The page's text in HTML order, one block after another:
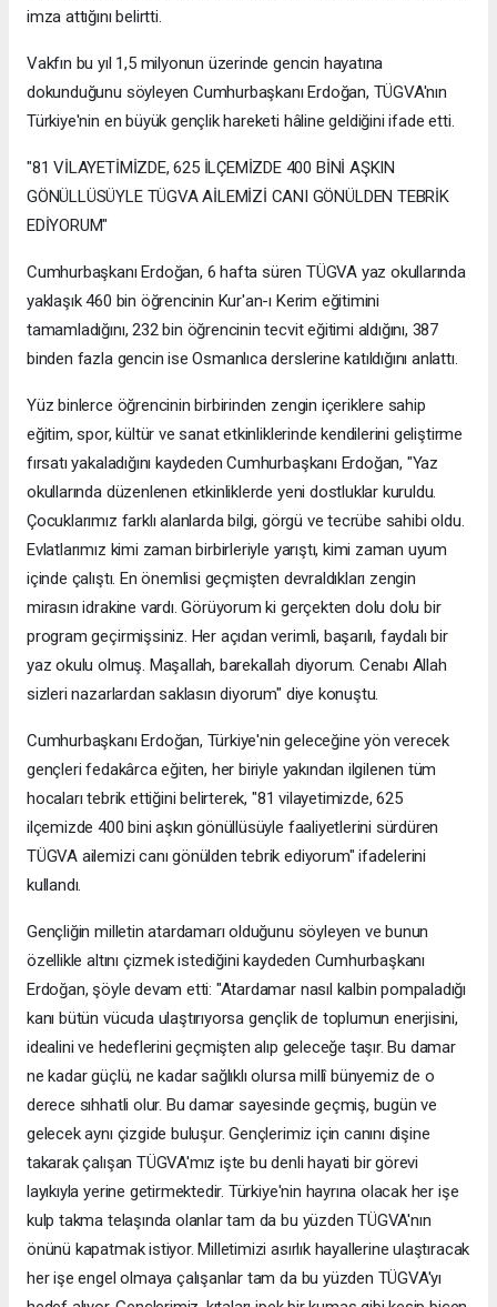
imza attığını belirtti.
Vakfın bu yıl 1,5 milyonun üzerinde gencin hayatına
dokunduğunu söyleyen Cumhurbaşkanı Erdoğan, TÜGVA'nın
Türkiye'nin en büyük gençlik hareketi hâline geldiğini ifade etti.
"81 VİLAYETİMİZDE, 625 İLÇEMİZDE 400 BİNİ AŞKIN
GÖNÜLLÜSÜYLE TÜGVA AİLEMİZİ CANI GÖNÜLDEN TEBRİK
EDİYORUM"
Cumhurbaşkanı Erdoğan, 6 hafta süren TÜGVA yaz okullarında
yaklaşık 460 bin öğrencinin Kur'an-ı Kerim eğitimini
tamamladığını, 232 bin öğrencinin tecvit eğitimi aldığını, 387
binden fazla gencin ise Osmanlıca derslerine katıldığını anlattı.
Yüz binlerce öğrencinin birbirinden zengin içeriklere sahip
eğitim, spor, kültür ve sanat etkinliklerinde kendilerini geliştirme
fırsatı yakaladığını kaydeden Cumhurbaşkanı Erdoğan, "Yaz
okullarında düzenlenen etkinliklerde yeni dostluklar kuruldu.
Çocuklarımız farklı alanlarda bilgi, görgü ve tecrübe sahibi oldu.
Evlatlarımız kimi zaman birbirleriyle yarıştı, kimi zaman uyum
içinde çalıştı. En önemlisi geçmişten devraldıkları zengin
mirasın idrakine vardı. Görüyorum ki gerçekten dolu dolu bir
program geçirmişsiniz. Her açıdan verimli, başarılı, faydalı bir
yaz okulu olmuş. Maşallah, barekallah diyorum. Cenabı Allah
sizleri nazarlardan saklasın diyorum" diye konuştu.
Cumhurbaşkanı Erdoğan, Türkiye'nin geleceğine yön verecek
gençleri fedakârca eğiten, her biriyle yakından ilgilenen tüm
hocaları tebrik ettiğini belirterek, "81 vilayetimizde, 625
ilçemizde 400 bini aşkın gönüllüsüyle faaliyetlerini sürdüren
TÜGVA ailemizi canı gönülden tebrik ediyorum" ifadelerini
kullandı.
Gençliğin milletin atardamarı olduğunu söyleyen ve bunun
özellikle altını çizmek istediğini kaydeden Cumhurbaşkanı
Erdoğan, şöyle devam etti: "Atardamar nasıl kalbin pompaladığı
kanı bütün vücuda ulaştırıyorsa gençlik de toplumun enerjisini,
idealini ve hedeflerini geçmişten alıp geleceğe taşır. Bu damar
ne kadar güçlü, ne kadar sağlıklı olursa millî bünyemiz de o
derece sıhhatli olur. Bu damar sayesinde geçmiş, bugün ve
gelecek aynı çizgide buluşur. Gençlerimiz için canını dişine
takarak çalışan TÜGVA'mız işte bu denli hayati bir görevi
layıkıyla yerine getirmektedir. Türkiye'nin hayrına olacak her işe
kulp takma telaşında olanlar tam da bu yüzden TÜGVA'nın
önünü kapatmak istiyor. Milletimizi asırlık hayallerine ulaştıracak
her işe engel olmaya çalışanlar tam da bu yüzden TÜGVA'yı